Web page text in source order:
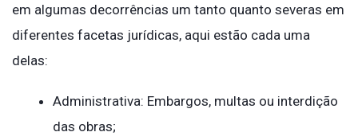
em algumas decorrências um tanto quanto severas em
diferentes facetas jurídicas, aqui estão cada uma
delas:
Administrativa: Embargos, multas ou interdição
das obras;